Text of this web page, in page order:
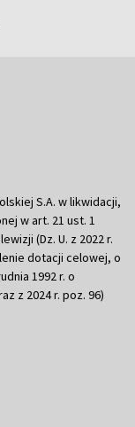
S.A. w likwidacji,
w art. 21 ust. 1
(Dz. U. z 2022 r.
dotacji celowej, o
1992 r. o
z 2024 r. poz. 96)